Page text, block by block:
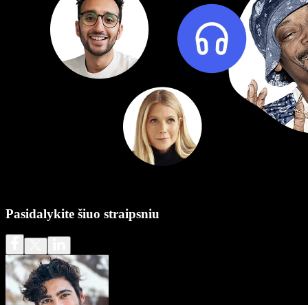
Pasidalykite šiuo straipsniu